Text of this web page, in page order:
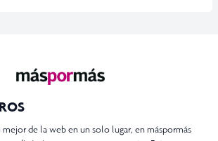
de la web en un solo lugar, en máspormás